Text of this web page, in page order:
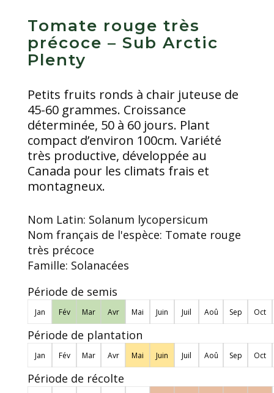
Tomate rouge très
précoce – Sub Arctic
Plenty
Petits fruits ronds à chair juteuse de
45-60 grammes. Croissance
déterminée, 50 à 60 jours. Plant
compact d’environ 100cm. Variété
très productive, développée au
Canada pour les climats frais et
montagneux.
Nom Latin: Solanum lycopersicum
Nom français de l'espèce: Tomate rouge
très précoce
Famille: Solanacées
Période de semis
Jan Fév Mar Avr Mai Juin Juil Aoû Sep Oct
Période de plantation
Jan Fév Mar Avr Mai Juin Juil Aoû Sep Oct
Période de récolte